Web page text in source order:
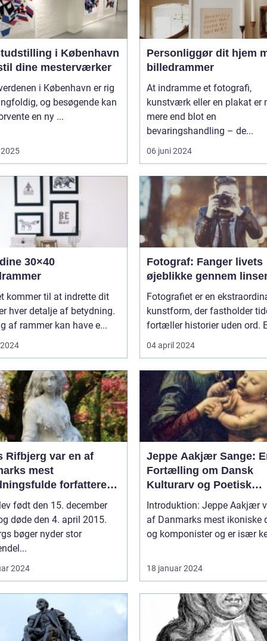
i København
dine mesterværker
i København er rig
og besøgende kan
en ny ...
Personliggør dit hjem
billedrammer
At indramme et fotografi,
kunstværk eller en plakat er
mere end blot en
bevaringshandling – de...
06 juni 2024
30×40
kommer til at indrette dit
hver detalje af betydning.
af rammer kan have e...
Fotograf: Fanger livets
øjeblikke gennem
Fotografiet er en
kunstform, der fastholder
fortæller historier uden ord.
04 april 2024
Rifbjerg var en af
mest
forfattere
født den 15. december
døde den 4. april 2015.
bøger nyder stor
2024
Jeppe Aakjær Sange:
Fortælling om Dansk
Kulturarv og Poetisk
Skønhed
Introduktion: Jeppe Aakjær
af Danmarks mest ikoniske
og komponister og er især
18 januar 2024